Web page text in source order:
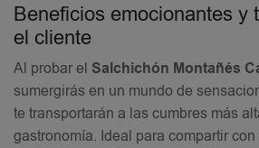
Beneficios emocionantes y
el cliente
Al probar el Salchichón Montañés
sumergirás en un mundo de
te transportarán a las cumbres más
gastronomía. Ideal para compartir